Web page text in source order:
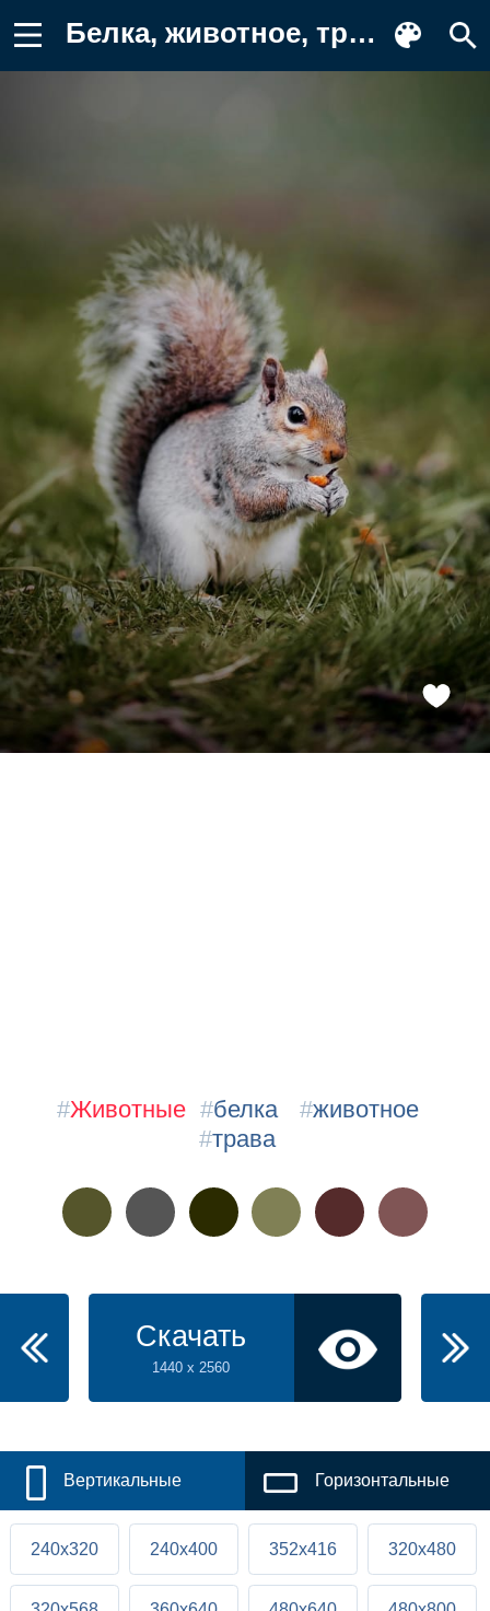
Белка, животное, трава Обои для телефона
#Животные #белка #животное
#трава
Скачать
1440 x 2560
Вертикальные Горизонтальные
240x320 240x400 352x416 320x480